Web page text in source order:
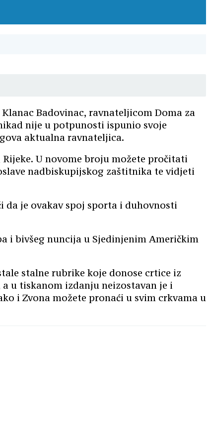
Badovinac, ravnateljicom Doma za
nije u potpunosti ispunio svoje
aktualna ravnateljica.
U novome broju možete pročitati
nadbiskupijskog zaštitnika te vidjeti
da je ovakav spoj sporta i duhovnosti
i bivšeg nuncija u Sjedinjenim Američkim
stalne rubrike koje donose crtice iz
u tiskanom izdanju neizostavan je i
i Zvona možete pronaći u svim crkvama u